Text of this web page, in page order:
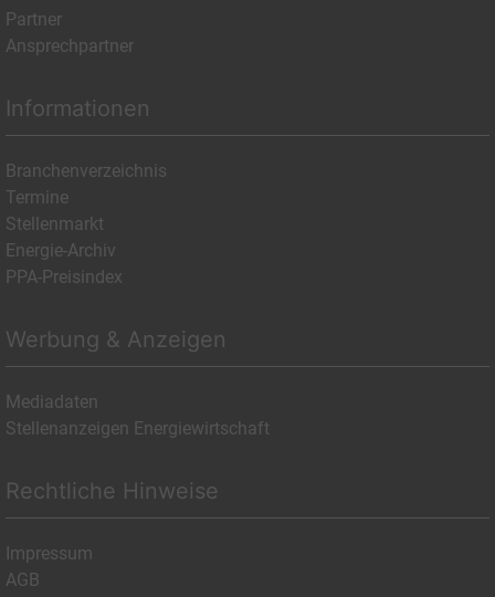
Partner
Ansprechpartner
Informationen
Branchenverzeichnis
Termine
Stellenmarkt
Energie-Archiv
PPA-Preisindex
Werbung & Anzeigen
Mediadaten
Stellenanzeigen Energiewirtschaft
Rechtliche Hinweise
Impressum
AGB